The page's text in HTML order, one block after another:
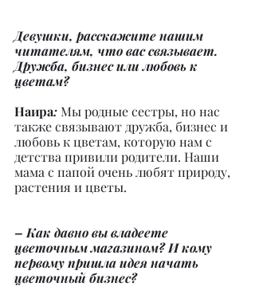
Девушки, расскажите нашим
читателям, что вас связывает.
Дружба, бизнес или любовь к
цветам?
Наира: Мы родные сестры, но нас
также связывают дружба, бизнес и
любовь к цветам, которую нам с
детства привили родители. Наши
мама с папой очень любят природу,
растения и цветы.
– Как давно вы владеете
цветочным магазином? И кому
первому пришла идея начать
цветочный бизнес?